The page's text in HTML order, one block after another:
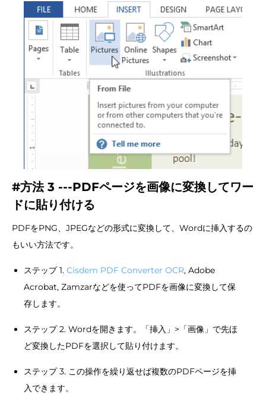
#方法 3 ---PDFページを画像に変換してワー
ドに貼り付ける
PDFをPNG、JPEGなどの形式に変換して、Wordに挿入するの
もいい方法です。
ステップ 1. Cisdem PDF Converter OCR, Adobe
Acrobat, Zamzarなどを使ってPDFを画像に変換して保
存します。
ステップ 2. Wordを開きます。「挿入」>「画像」で先ほ
ど変換したPDFを選択して貼り付けます。
ステップ 3. この操作を繰り返せば複数のPDFページを挿
入できます。